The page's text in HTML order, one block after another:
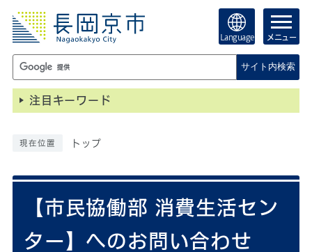
Language メニュー
サイト内検索
注目キーワード
現在位置 トップ
【市民協働部 消費生活セン
ター】へのお問い合わせ